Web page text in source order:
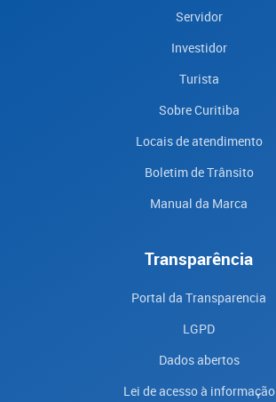
Servidor
Investidor
Turista
Sobre Curitiba
Locais de atendimento
Boletim de Trânsito
Manual da Marca
Transparência
Portal da Transparencia
LGPD
Dados abertos
Lei de acesso à informação